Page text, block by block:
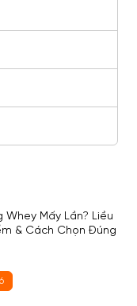
Whey Mấy Lần? Liều
& Cách Chọn Đúng